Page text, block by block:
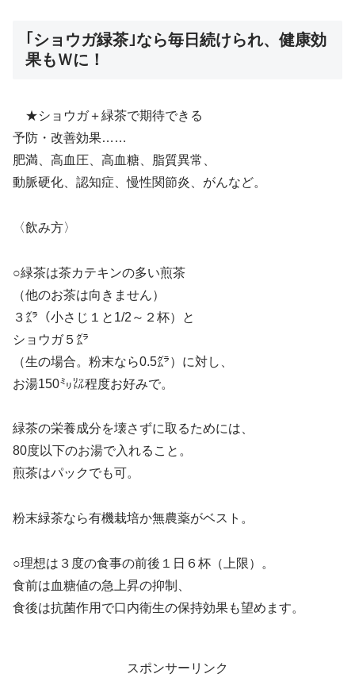
｢ショウガ緑茶｣なら毎日続けられ、健康効
果もＷに！
★ショウガ＋緑茶で期待できる
予防・改善効果……
肥満、高血圧、高血糖、脂質異常、
動脈硬化、認知症、慢性関節炎、がんなど。
〈飲み方〉
○緑茶は茶カテキンの多い煎茶
（他のお茶は向きません）
３㌘（小さじ１と1/2～２杯）と
ショウガ５㌘
（生の場合。粉末なら0.5㌘）に対し、
お湯150㍉㍑程度お好みで。
緑茶の栄養成分を壊さずに取るためには、
80度以下のお湯で入れること。
煎茶はパックでも可。
粉末緑茶なら有機栽培か無農薬がベスト。
○理想は３度の食事の前後１日６杯（上限）。
食前は血糖値の急上昇の抑制、
食後は抗菌作用で口内衛生の保持効果も望めます。
スポンサーリンク